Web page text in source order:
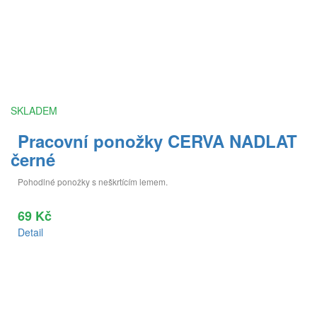
SKLADEM
Pracovní ponožky CERVA NADLAT
černé
Pohodlné ponožky s neškrtícím lemem.
69 Kč
Detail